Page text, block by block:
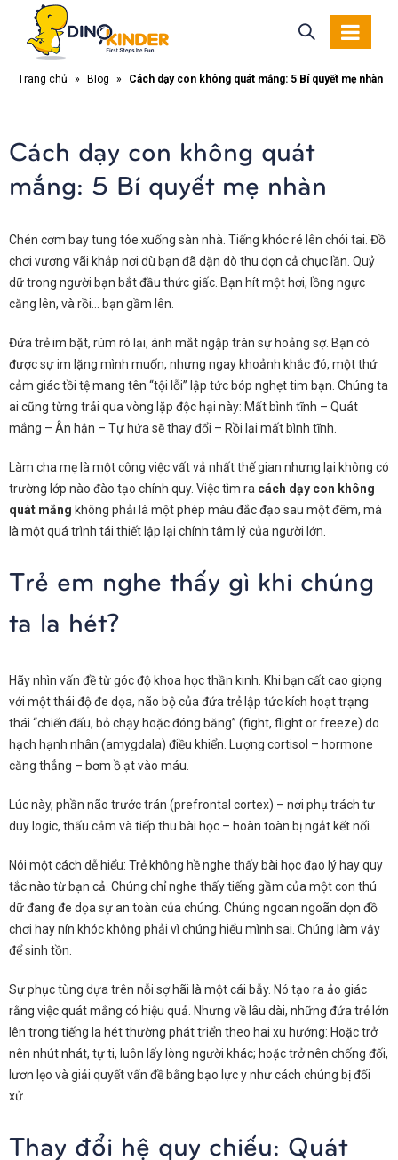
Trang chủ » Blog » Cách dạy con không quát mắng: 5 Bí quyết mẹ nhàn
Cách dạy con không quát
mắng: 5 Bí quyết mẹ nhàn
Chén cơm bay tung tóe xuống sàn nhà. Tiếng khóc ré lên chói tai. Đồ
chơi vương vãi khắp nơi dù bạn đã dặn dò thu dọn cả chục lần. Quỷ
dữ trong người bạn bắt đầu thức giấc. Bạn hít một hơi, lồng ngực
căng lên, và rồi… bạn gầm lên.
Đứa trẻ im bặt, rúm ró lại, ánh mắt ngập tràn sự hoảng sợ. Bạn có
được sự im lặng mình muốn, nhưng ngay khoảnh khắc đó, một thứ
cảm giác tồi tệ mang tên “tội lỗi” lập tức bóp nghẹt tim bạn. Chúng ta
ai cũng từng trải qua vòng lặp độc hại này: Mất bình tĩnh – Quát
mắng – Ân hận – Tự hứa sẽ thay đổi – Rồi lại mất bình tĩnh.
Làm cha mẹ là một công việc vất vả nhất thế gian nhưng lại không có
trường lớp nào đào tạo chính quy. Việc tìm ra cách dạy con không
quát mắng không phải là một phép màu đắc đạo sau một đêm, mà
là một quá trình tái thiết lập lại chính tâm lý của người lớn.
Trẻ em nghe thấy gì khi chúng
ta la hét?
Hãy nhìn vấn đề từ góc độ khoa học thần kinh. Khi bạn cất cao giọng
với một thái độ đe dọa, não bộ của đứa trẻ lập tức kích hoạt trạng
thái “chiến đấu, bỏ chạy hoặc đóng băng” (fight, flight or freeze) do
hạch hạnh nhân (amygdala) điều khiển. Lượng cortisol – hormone
căng thẳng – bơm ồ ạt vào máu.
Lúc này, phần não trước trán (prefrontal cortex) – nơi phụ trách tư
duy logic, thấu cảm và tiếp thu bài học – hoàn toàn bị ngắt kết nối.
Nói một cách dễ hiểu: Trẻ không hề nghe thấy bài học đạo lý hay quy
tắc nào từ bạn cả. Chúng chỉ nghe thấy tiếng gầm của một con thú
dữ đang đe dọa sự an toàn của chúng. Chúng ngoan ngoãn dọn đồ
chơi hay nín khóc không phải vì chúng hiểu mình sai. Chúng làm vậy
để sinh tồn.
Sự phục tùng dựa trên nỗi sợ hãi là một cái bẫy. Nó tạo ra ảo giác
rằng việc quát mắng có hiệu quả. Nhưng về lâu dài, những đứa trẻ lớn
lên trong tiếng la hét thường phát triển theo hai xu hướng: Hoặc trở
nên nhút nhát, tự ti, luôn lấy lòng người khác; hoặc trở nên chống đối,
lươn lẹo và giải quyết vấn đề bằng bạo lực y như cách chúng bị đối
xử.
Thay đổi hệ quy chiếu: Quát